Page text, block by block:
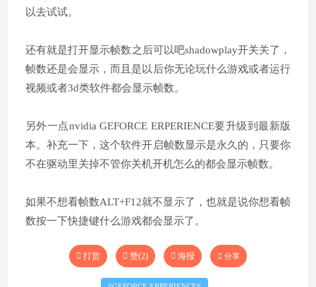
以去试试。
还有就是打开显示帧数之后可以吧shadowplay开关关了，
帧数还是会显示，而且是以后你无论玩什么游戏或者运行
视频或者3d类软件都会显示帧数。
另外一点nvidia GEFORCE ERPERIENCE要升级到最新版
本。补充一下，这个软件开启帧数显示是永久的，只要你
不在驱动里关掉不管你关机开机怎么的都会显示帧数。
如果不想看帧数ALT+F12就不显示了，也就是说你想看帧
数按一下快捷键什么游戏都会显示了。
打赏 赞(2) 海报 分享